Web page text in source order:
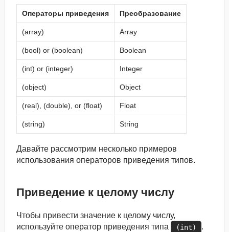
Операторы приведения Преобразование
(array) Array
(bool) or (boolean) Boolean
(int) or (integer) Integer
(object) Object
(real), (double), or (float) Float
(string) String
Давайте рассмотрим несколько примеров
использования операторов приведения типов.
Приведение к целому числу
Чтобы привести значение к целому числу,
используйте оператор приведения типа
(int) .